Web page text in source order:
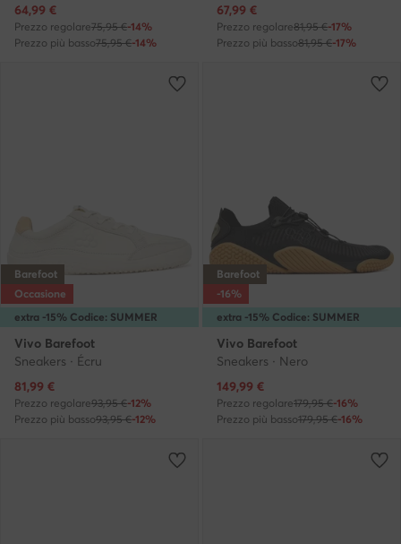
Prezzo attuale
64,99 €
Prezzo regolare75,95 €-14%
Prezzo più basso75,95 €-14%
Prezzo attuale
67,99 €
Prezzo regolare81,95 €-17%
Prezzo più basso81,95 €-17%
extra -15% Codice: SUMMER
Barefoot
Occasione
Vivo Barefoot
Sneakers · Écru
Prezzo attuale
81,99 €
Prezzo regolare93,95 €-12%
Prezzo più basso93,95 €-12%
extra -15% Codice: SUMMER
Barefoot
-16%
Vivo Barefoot
Sneakers · Nero
Prezzo attuale
149,99 €
Prezzo regolare179,95 €-16%
Prezzo più basso179,95 €-16%